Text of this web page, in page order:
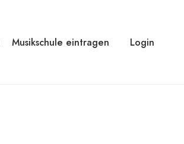
Musikschule eintragen Login